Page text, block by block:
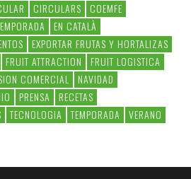
CIRCULARS
COEMFE
EN CATALÀ
EXPORTAR FRUTAS Y HORTALIZAS
FRUIT ATTRACTION
FRUIT LOGISTICA
COMERCIAL
NAVIDAD
PRENSA
RECETAS
TECNOLOGIA TEMPORADA VERANO